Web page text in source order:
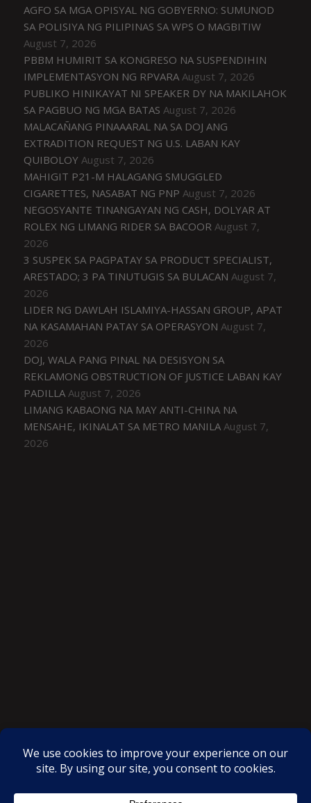
AGFO SA MGA OPISYAL NG GOBYERNO: SUMUNOD
SA POLISIYA NG PILIPINAS SA WPS O MAGBITIW
August 7, 2026
PBBM HUMIRIT SA KONGRESO NA SUSPENDIHIN
IMPLEMENTASYON NG RPVARA August 7, 2026
PUBLIKO HINIKAYAT NI SPEAKER DY NA MAKILAHOK
SA PAGBUO NG MGA BATAS August 7, 2026
MALACAÑANG PINAAARAL NA SA DOJ ANG
EXTRADITION REQUEST NG U.S. LABAN KAY
QUIBOLOY August 7, 2026
MAHIGIT P21-M HALAGANG SMUGGLED
CIGARETTES, NASABAT NG PNP August 7, 2026
NEGOSYANTE TINANGAYAN NG CASH, DOLYAR AT
ROLEX NG LIMANG RIDER SA BACOOR August 7,
2026
3 SUSPEK SA PAGPATAY SA PRODUCT SPECIALIST,
ARESTADO; 3 PA TINUTUGIS SA BULACAN August 7,
2026
LIDER NG DAWLAH ISLAMIYA-HASSAN GROUP, APAT
NA KASAMAHAN PATAY SA OPERASYON August 7,
2026
DOJ, WALA PANG PINAL NA DESISYON SA
REKLAMONG OBSTRUCTION OF JUSTICE LABAN KAY
PADILLA August 7, 2026
LIMANG KABAONG NA MAY ANTI-CHINA NA
MENSAHE, IKINALAT SA METRO MANILA August 7,
2026